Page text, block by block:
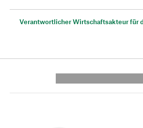
Verantwortlicher Wirtschaftsakteur für